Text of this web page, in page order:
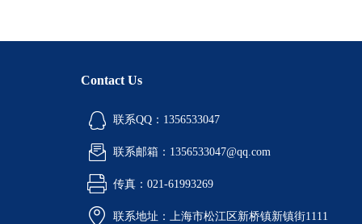
Contact Us
联系QQ：1356533047
联系邮箱：1356533047@qq.com
传真：021-61993269
联系地址：上海市松江区新桥镇新镇街1111